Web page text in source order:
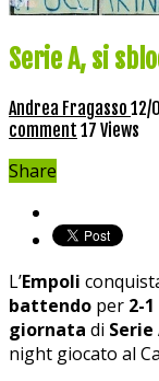
Serie A, si
Andrea Fragasso 12/
comment 17 Views
Share
L’Empoli
battendo per 2-
giornata di Serie
night giocato al